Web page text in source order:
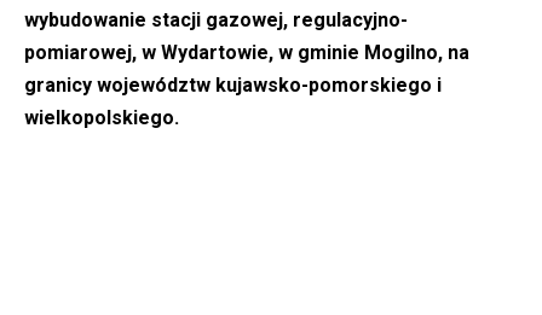
wybudowanie stacji gazowej, regulacyjno-
pomiarowej, w Wydartowie, w gminie Mogilno, na
granicy województw kujawsko-pomorskiego i
wielkopolskiego.